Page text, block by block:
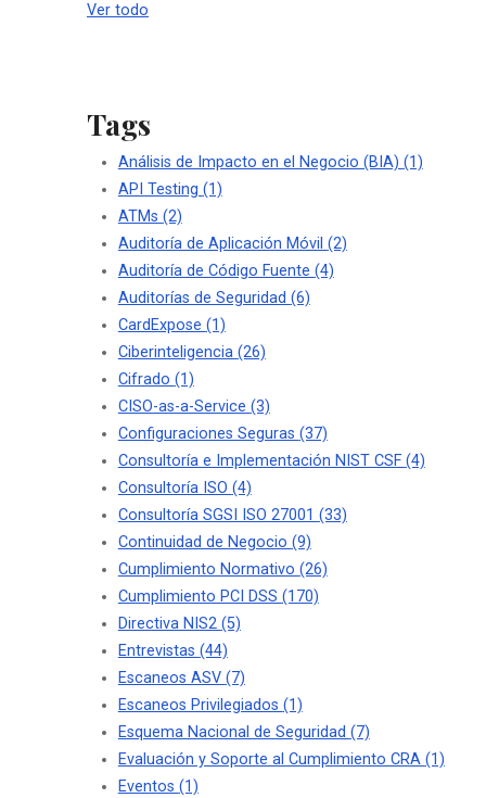
Ver todo
Tags
Análisis de Impacto en el Negocio (BIA) (1)
API Testing (1)
ATMs (2)
Auditoría de Aplicación Móvil (2)
Auditoría de Código Fuente (4)
Auditorías de Seguridad (6)
CardExpose (1)
Ciberinteligencia (26)
Cifrado (1)
CISO-as-a-Service (3)
Configuraciones Seguras (37)
Consultoría e Implementación NIST CSF (4)
Consultoría ISO (4)
Consultoría SGSI ISO 27001 (33)
Continuidad de Negocio (9)
Cumplimiento Normativo (26)
Cumplimiento PCI DSS (170)
Directiva NIS2 (5)
Entrevistas (44)
Escaneos ASV (7)
Escaneos Privilegiados (1)
Esquema Nacional de Seguridad (7)
Evaluación y Soporte al Cumplimiento CRA (1)
Eventos (1)